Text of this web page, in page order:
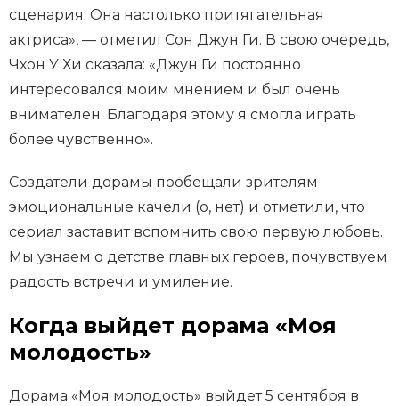
сценария. Она настолько притягательная
актриса», — отметил Сон Джун Ги. В свою очередь,
Чхон У Хи сказала: «Джун Ги постоянно
интересовался моим мнением и был очень
внимателен. Благодаря этому я смогла играть
более чувственно».
Создатели дорамы пообещали зрителям
эмоциональные качели (о, нет) и отметили, что
сериал заставит вспомнить свою первую любовь.
Мы узнаем о детстве главных героев, почувствуем
радость встречи и умиление.
Когда выйдет дорама «Моя
молодость»
Дорама «Моя молодость» выйдет 5 сентября в